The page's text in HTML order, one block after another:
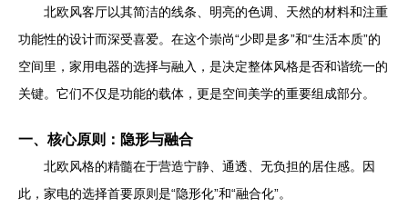
北欧风客厅以其简洁的线条、明亮的色调、天然的材料和注重
功能性的设计而深受喜爱。在这个崇尚“少即是多”和“生活本质”的
空间里，家用电器的选择与融入，是决定整体风格是否和谐统一的
关键。它们不仅是功能的载体，更是空间美学的重要组成部分。
一、核心原则：隐形与融合
北欧风格的精髓在于营造宁静、通透、无负担的居住感。因
此，家电的选择首要原则是“隐形化”和“融合化”。